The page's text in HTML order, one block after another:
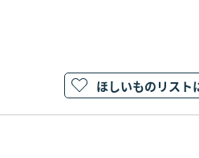
ほしいものリスト